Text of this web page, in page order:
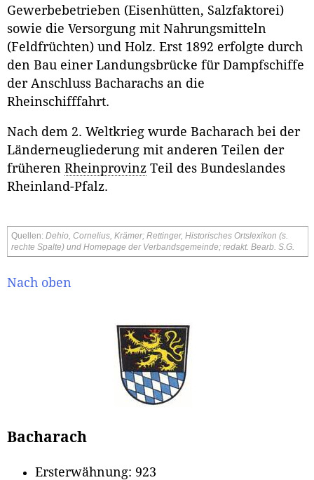
Gewerbebetrieben (Eisenhütten, Salzfaktorei)
sowie die Versorgung mit Nahrungsmitteln
(Feldfrüchten) und Holz. Erst 1892 erfolgte durch
den Bau einer Landungsbrücke für Dampfschiffe
der Anschluss Bacharachs an die
Rheinschifffahrt.
Nach dem 2. Weltkrieg wurde Bacharach bei der
Länderneugliederung mit anderen Teilen der
früheren Rheinprovinz Teil des Bundeslandes
Rheinland-Pfalz.
Quellen: Dehio Cornelius Krämer; Rettinger, Historisches Ortslexikon (s.
rechte Spalte) und Homepage der Verbandsgemeinde; redakt. Bearb. S.G.
Nach oben
Bacharach
Ersterwähnung: 923